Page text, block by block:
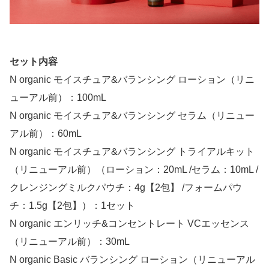
セット内容
N organic モイスチュア&バランシング ローション（リニ
ューアル前）：100mL
N organic モイスチュア&バランシング セラム（リニュー
アル前）：60mL
N organic モイスチュア&バランシング トライアルキット
（リニューアル前）（ローション：20mL /セラム：10mL /
クレンジングミルクパウチ：4g【2包】 /フォームパウ
チ：1.5g【2包】）：1セット
N organic エンリッチ&コンセントレート VCエッセンス
（リニューアル前）：30mL
N organic Basic バランシング ローション（リニューアル